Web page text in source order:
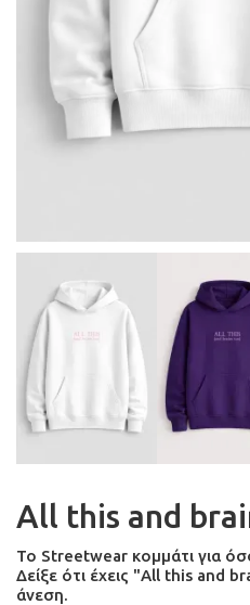
All this and
Το Streetwear κομμάτι για
Δείξε ότι έχεις "All this and
άνεση.